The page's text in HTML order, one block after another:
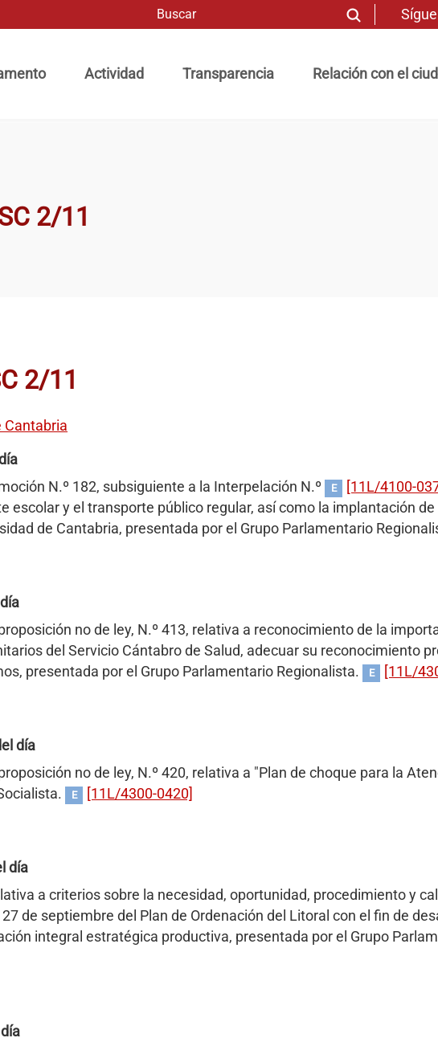
Actividad Transparencia Relación con el
2/11
2/11
Cantabria
N.º 182, subsiguiente a la Interpelación N.º
E [11L/4100-
escolar y el transporte público regular, así como la implantación
de Cantabria, presentada por el Grupo Parlamentario
no de ley, N.º 413, relativa a reconocimiento de la
del Servicio Cántabro de Salud, adecuar su reconocimiento
presentada por el Grupo Parlamentario Regionalista.
E
[11L/
día
no de ley, N.º 420, relativa a "Plan de choque para la
E
[11L/4300-0420]
día
a criterios sobre la necesidad, oportunidad, procedimiento y
de septiembre del Plan de Ordenación del Litoral con el fin de
integral estratégica productiva, presentada por el Grupo